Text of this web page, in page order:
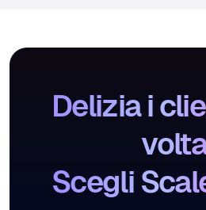
Delizia i
Scegli